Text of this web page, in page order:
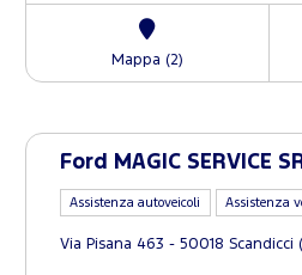
Mappa (2)
Ford MAGIC SERVICE
Assistenza autoveicoli Assistenza
Via Pisana 463 - 50018 Scandicci